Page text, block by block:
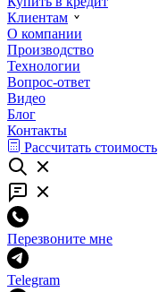
Клиентам
О компании
Производство
Технологии
Вопрос-ответ
Видео
Блог
Контакты
Рассчитать стоимость
Перезвоните мне
Telegram